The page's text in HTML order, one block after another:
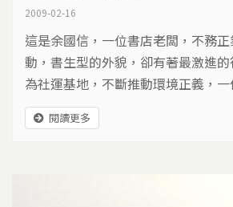
2009-02-16
這是余國信，一位書店老闆，不務
動，書生型的外貌，卻有著最激進
為社運基地，不斷推動環境正義，
是什麼？能夠開展多大的力量？一切
們追尋答案。
閱讀更多